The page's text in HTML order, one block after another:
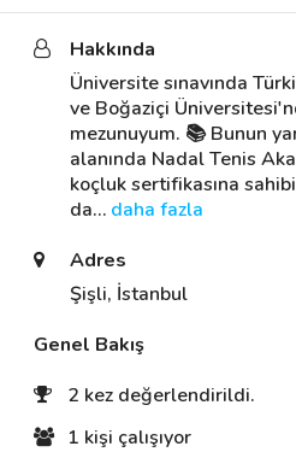
🎈 Biz Kimiz?
Nasıl Çalışır?
Müşteri Değerlendirmeleri
Destek
Blog
Hakkında
Üniversite sınavında
ve Boğaziçi
mezunuyum. 📚 Bunun
alanında Nadal Tenis
koçluk sertifikasına
da… daha fazla
Adres
Şişli, İstanbul
Genel Bakış
2 kez değerlendirildi.
1 kişi çalışıyor